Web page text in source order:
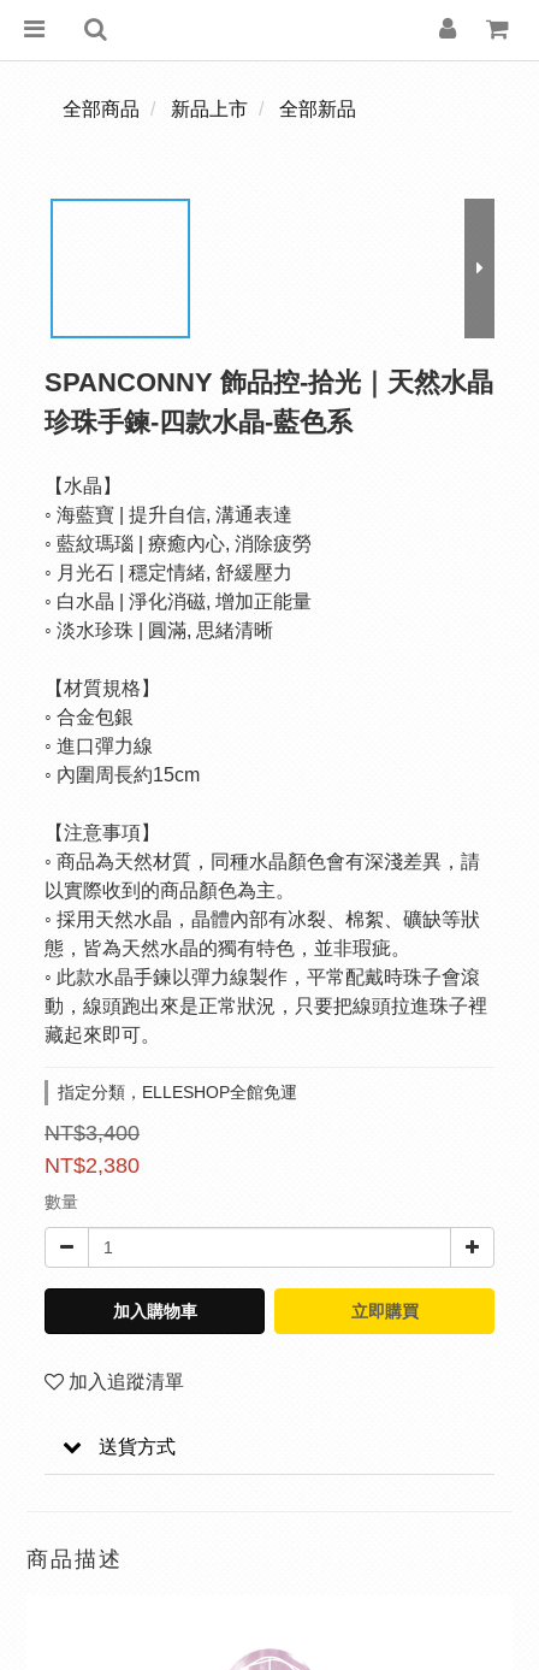
全部商品 新品上市 全部新品
SPANCONNY 飾品控-拾光｜天然水晶
珍珠手鍊-四款水晶-藍色系
【水晶】
◦ 海藍寶 | 提升自信, 溝通表達
◦ 藍紋瑪瑙 | 療癒內心, 消除疲勞
◦ 月光石 | 穩定情緒, 舒緩壓力
◦ 白水晶 | 淨化消磁, 增加正能量
◦ 淡水珍珠 | 圓滿, 思緒清晰
【材質規格】
◦ 合金包銀
◦ 進口彈力線
◦ 內圍周長約15cm
【注意事項】
◦ 商品為天然材質，同種水晶顏色會有深淺差異，請
以實際收到的商品顏色為主。
◦ 採用天然水晶，晶體內部有冰裂、棉絮、礦缺等狀
態，皆為天然水晶的獨有特色，並非瑕疵。
◦ 此款水晶手鍊以彈力線製作，平常配戴時珠子會滾
動，線頭跑出來是正常狀況，只要把線頭拉進珠子裡
藏起來即可。
指定分類，ELLESHOP全館免運
NT$3,400
NT$2,380
數量
加入購物車 立即購買
加入追蹤清單
送貨方式
商品描述